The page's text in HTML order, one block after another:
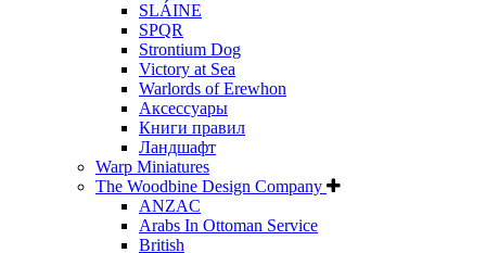
SLÁINE
SPQR
Strontium Dog
Victory at Sea
Warlords of Erewhon
Аксессуары
Книги правил
Ландшафт
Warp Miniatures
The Woodbine Design Company
ANZAC
Arabs In Ottoman Service
British